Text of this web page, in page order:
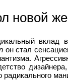
новой
вклад
он стал